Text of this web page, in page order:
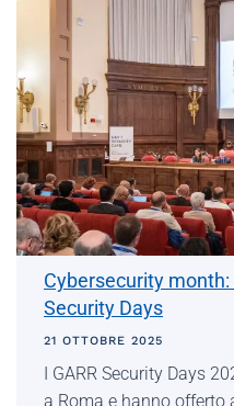
Cybersecurity month:
Security Days
21 OTTOBRE 2025
I GARR Security Days
a Roma e hanno offerto